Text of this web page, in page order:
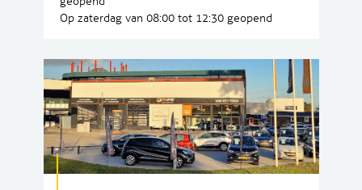
Op zaterdag van 08:00 tot 12:30 geopend